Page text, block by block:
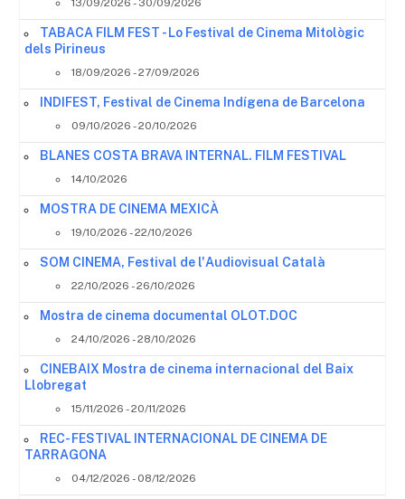
13/09/2026 - 30/09/2026
TABACA FILM FEST - Lo Festival de Cinema Mitològic
dels Pirineus
18/09/2026 - 27/09/2026
INDIFEST, Festival de Cinema Indígena de Barcelona
09/10/2026 - 20/10/2026
BLANES COSTA BRAVA INTERNAL. FILM FESTIVAL
14/10/2026
MOSTRA DE CINEMA MEXICÀ
19/10/2026 - 22/10/2026
SOM CINEMA, Festival de l'Audiovisual Català
22/10/2026 - 26/10/2026
Mostra de cinema documental OLOT.DOC
24/10/2026 - 28/10/2026
CINEBAIX Mostra de cinema internacional del Baix
Llobregat
15/11/2026 - 20/11/2026
REC- FESTIVAL INTERNACIONAL DE CINEMA DE
TARRAGONA
04/12/2026 - 08/12/2026